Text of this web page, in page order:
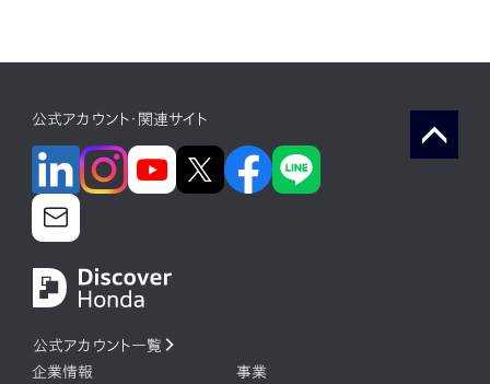
公式アカウント・関連サイト
公式アカウント一覧
企業情報
事業